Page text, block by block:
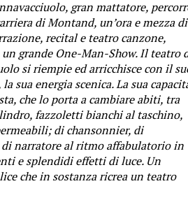
gran mattatore,
di Montand, un’ora e mezza di
recital e teatro canzone,
grande One-Man-Show. Il teatro
si riempie ed arricchisce con il
sua energia scenica. La sua
che lo porta a cambiare abiti, tra
fazzoletti bianchi al taschino,
di chansonnier, di
di narratore al ritmo affabulatorio in
e splendidi effetti di luce. Un
che in sostanza ricrea un teatro